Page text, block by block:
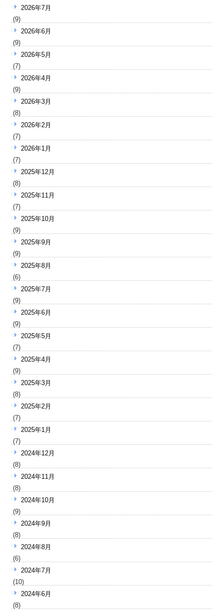
2026年7月
(9)
2026年6月
(9)
2026年5月
(7)
2026年4月
(9)
2026年3月
(8)
2026年2月
(7)
2026年1月
(7)
2025年12月
(8)
2025年11月
(7)
2025年10月
(9)
2025年9月
(9)
2025年8月
(6)
2025年7月
(9)
2025年6月
(9)
2025年5月
(7)
2025年4月
(9)
2025年3月
(8)
2025年2月
(7)
2025年1月
(7)
2024年12月
(8)
2024年11月
(8)
2024年10月
(9)
2024年9月
(8)
2024年8月
(6)
2024年7月
(10)
2024年6月
(8)